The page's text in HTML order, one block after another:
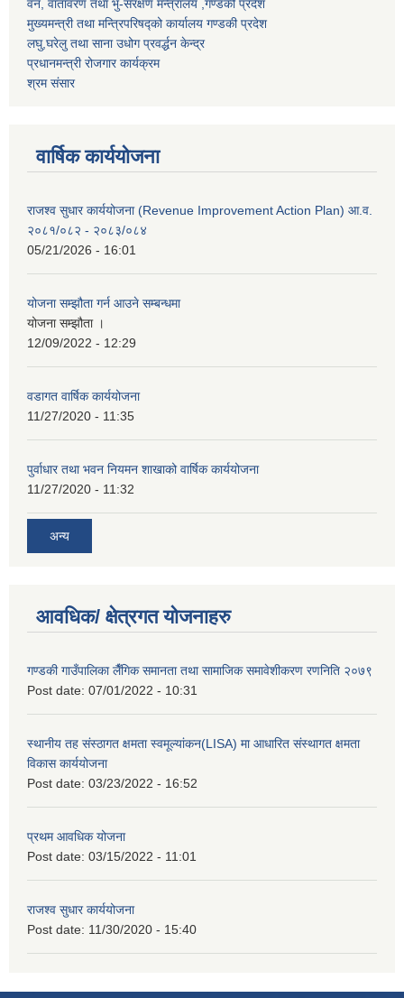
वन, वातावरण तथा भु-संरक्षण मन्त्रालय ,गण्डकी प्रदेश
मुख्यमन्त्री तथा मन्त्रिपरिषद्को कार्यालय गण्डकी प्रदेश
लघु,घरेलु तथा साना उधोग प्रवर्द्धन केन्द्र
प्रधानमन्त्री रोजगार कार्यक्रम
श्रम संसार
वार्षिक कार्ययोजना
राजश्व सुधार कार्ययोजना (Revenue Improvement Action Plan) आ.व.
२०८१/०८२ - २०८३/०८४
05/21/2026 - 16:01
योजना सम्झौता गर्न आउने सम्बन्धमा
योजना सम्झौता ।
12/09/2022 - 12:29
वडागत वार्षिक कार्ययोजना
11/27/2020 - 11:35
पुर्वाधार तथा भवन नियमन शाखाको वार्षिक कार्ययोजना
11/27/2020 - 11:32
अन्य
आवधिक/ क्षेत्रगत योजनाहरु
गण्डकी गाउँपालिका लैँगिक समानता तथा सामाजिक समावेशीकरण रणनिति २०७९
Post date: 07/01/2022 - 10:31
स्थानीय तह संस्ठागत क्षमता स्वमूल्यांकन(LISA) मा आधारित संस्थागत क्षमता
विकास कार्ययोजना
Post date: 03/23/2022 - 16:52
प्रथम आवधिक योजना
Post date: 03/15/2022 - 11:01
राजश्व सुधार कार्ययोजना
Post date: 11/30/2020 - 15:40